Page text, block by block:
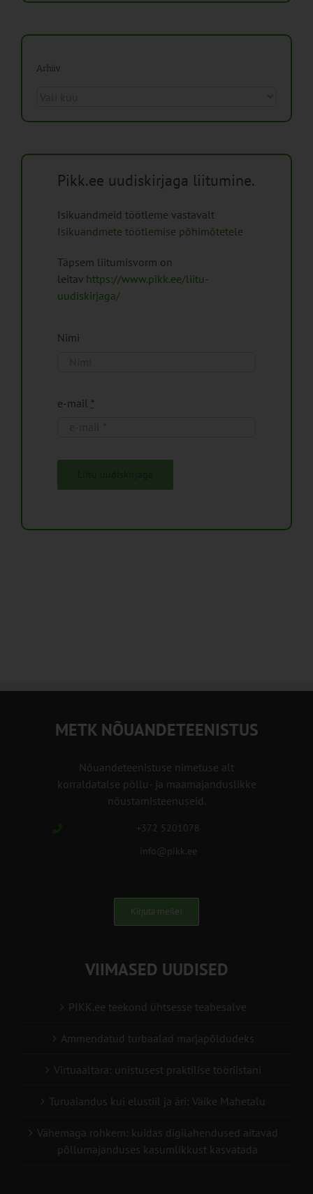
Arhiiv
Pikk.ee uudiskirjaga liitumine.
Isikuandmeid töötleme vastavalt
Isikuandmete töötlemise põhimõtetele
Täpsem liitumisvorm on
leitav https://www.pikk.ee/liitu-
uudiskirjaga/
Nimi
e-mail *
METK NÕUANDETEENISTUS
Nõuandeteenistuse nimetuse alt
korraldatalse põllu- ja maamajanduslikke
nõustamisteenuseid.
+372 5201078
info@pikk.ee
Kirjuta meile!
VIIMASED UUDISED
PIKK.ee teekond ühtsesse teabesalve
Ammendatud turbaalad marjapõldudeks
Virtuaaltara: unistusest praktilise tööriistani
Turuaiandus kui elustiil ja äri: Väike Mahetalu
Vähemaga rohkem: kuidas digilahendused aitavad
põllumajanduses kasumlikkust kasvatada